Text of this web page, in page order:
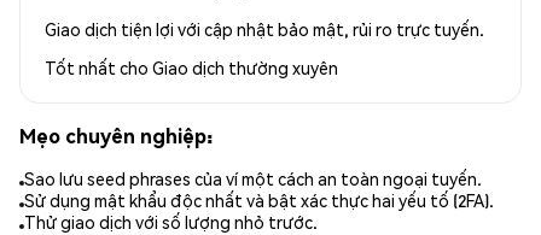
Giao dịch tiện lợi với cập nhật bảo mật, rủi ro trực tuyến.
Tốt nhất cho Giao dịch thường xuyên
Mẹo chuyên nghiệp:
Sao lưu seed phrases của ví một cách an toàn ngoại tuyến.
Sử dụng mật khẩu độc nhất và bật xác thực hai yếu tố (2FA).
Thử giao dịch với số lượng nhỏ trước.